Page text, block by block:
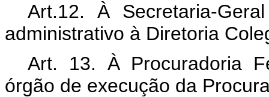
Art.12. À Secretaria-
administrativo à Diretoria
Art. 13. À Procuradoria
órgão de execução da